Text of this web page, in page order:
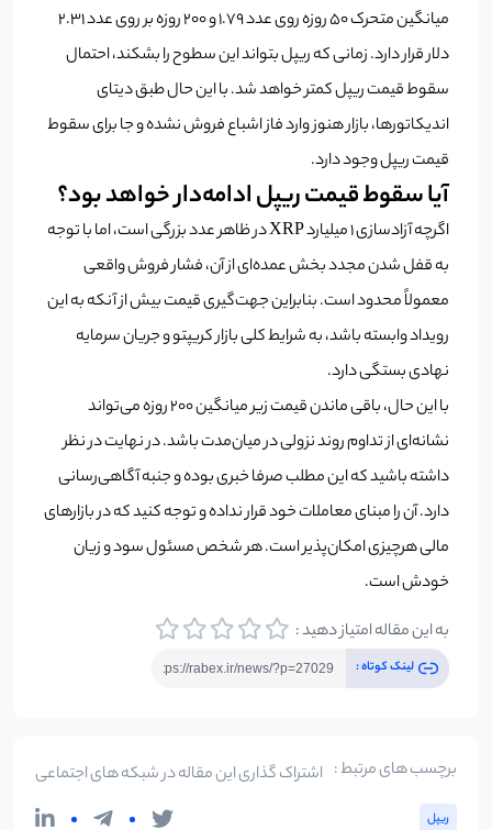
میانگین متحرک 50 روزه روی عدد 1.79 و 200 روزه بر روی عدد 2.31
دلار قرار دارد. زمانی که ریپل بتواند این سطوح را بشکند، احتمال
سقوط قیمت ریپل کمتر خواهد شد. با این حال طبق دیتای
اندیکاتورها، بازار هنوز وارد فاز اشباع فروش نشده و جا برای سقوط
قیمت ریپل وجود دارد.
آیا سقوط قیمت ریپل ادامه‌دار خواهد بود؟
اگرچه آزادسازی ۱ میلیارد XRP در ظاهر عدد بزرگی است، اما با توجه
به قفل شدن مجدد بخش عمده‌ای از آن، فشار فروش واقعی
معمولاً محدود است. بنابراین جهت‌گیری قیمت بیش از آنکه به این
رویداد وابسته باشد، به شرایط کلی بازار کریپتو و جریان سرمایه
نهادی بستگی دارد.
با این حال، باقی ماندن قیمت زیر میانگین ۲۰۰ روزه می‌تواند
نشانه‌ای از تداوم روند نزولی در میان‌مدت باشد. در نهایت در نظر
داشته باشید که این مطلب صرفا خبری بوده و جنبه آگاهی‌رسانی
دارد. آن را مبنای معاملات خود قرار نداده و توجه کنید که در بازارهای
مالی هرچیزی امکان‌پذیر است. هر شخص مسئول سود و زیان
خودش است.
به این مقاله امتیاز دهید :
لینک کوتاه :
برچسب های مرتبط :
ریپل
اشتراک گذاری این مقاله در شبکه های اجتماعی